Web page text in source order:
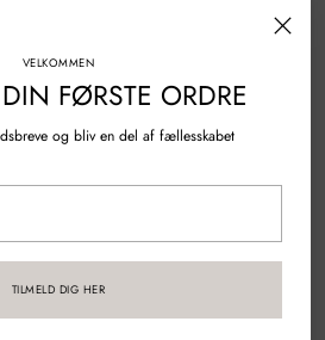
VELKOMMEN
FØRSTE ORDRE
og bliv en del af fællesskabet
TILMELD DIG HER
& mobilepay